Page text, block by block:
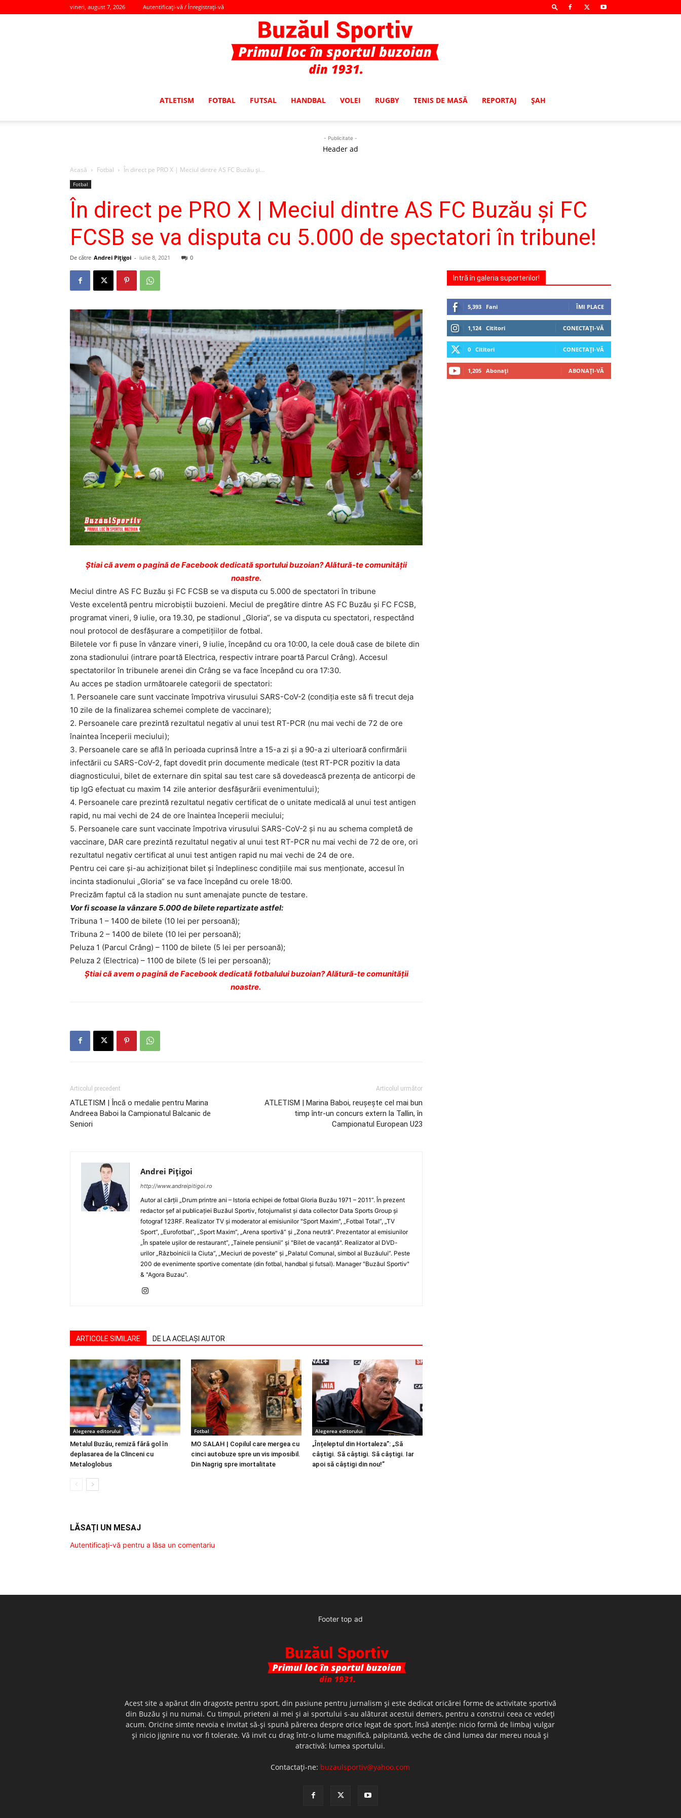
vineri, august 7, 2026 Autentificați-vă / Înregistrați-vă
ATLETISM FOTBAL FUTSAL HANDBAL VOLEI RUGBY TENIS DE MASĂ REPORTAJ ŞAH
- Publicitate -
Header ad
Acasă Fotbal În direct pe PRO X | Meciul dintre AS FC Buzău și...
Fotbal
În direct pe PRO X | Meciul dintre AS FC Buzău și FC
FCSB se va disputa cu 5.000 de spectatori în tribune!
De către Andrei Pițigoi - iulie 8, 2021 0
Ştiai că avem o pagină de Facebook dedicată sportului buzoian? Alătură-te comunității
noastre.
Meciul dintre AS FC Buzău și FC FCSB se va disputa cu 5.000 de spectatori în tribune
Veste excelentă pentru microbiştii buzoieni. Meciul de pregătire dintre AS FC Buzău şi FC FCSB,
programat vineri, 9 iulie, ora 19.30, pe stadionul „Gloria”, se va disputa cu spectatori, respectând
noul protocol de desfășurare a competițiilor de fotbal.
Biletele vor fi puse în vânzare vineri, 9 iulie, începând cu ora 10:00, la cele două case de bilete din
zona stadionului (intrare poartă Electrica, respectiv intrare poartă Parcul Crâng). Accesul
spectatorilor în tribunele arenei din Crâng se va face începând cu ora 17:30.
Au acces pe stadion următoarele categorii de spectatori:
1. Persoanele care sunt vaccinate împotriva virusului SARS-CoV-2 (condiția este să fi trecut deja
10 zile de la finalizarea schemei complete de vaccinare);
2. Persoanele care prezintă rezultatul negativ al unui test RT-PCR (nu mai vechi de 72 de ore
înaintea începerii meciului);
3. Persoanele care se află în perioada cuprinsă între a 15-a zi şi a 90-a zi ulterioară confirmării
infectării cu SARS-CoV-2, fapt dovedit prin documente medicale (test RT-PCR pozitiv la data
diagnosticului, bilet de externare din spital sau test care să dovedească prezența de anticorpi de
tip IgG efectuat cu maxim 14 zile anterior desfășurării evenimentului);
4. Persoanele care prezintă rezultatul negativ certificat de o unitate medicală al unui test antigen
rapid, nu mai vechi de 24 de ore înaintea începerii meciului;
5. Persoanele care sunt vaccinate împotriva virusului SARS-CoV-2 și nu au schema completă de
vaccinare, DAR care prezintă rezultatul negativ al unui test RT-PCR nu mai vechi de 72 de ore, ori
rezultatul negativ certificat al unui test antigen rapid nu mai vechi de 24 de ore.
Pentru cei care și-au achiziționat bilet și îndeplinesc condițiile mai sus menționate, accesul în
incinta stadionului „Gloria” se va face începând cu orele 18:00.
Precizăm faptul că la stadion nu sunt amenajate puncte de testare.
Vor fi scoase la vânzare 5.000 de bilete repartizate astfel:
Tribuna 1 – 1400 de bilete (10 lei per persoană);
Tribuna 2 – 1400 de bilete (10 lei per persoană);
Peluza 1 (Parcul Crâng) – 1100 de bilete (5 lei per persoană);
Peluza 2 (Electrica) – 1100 de bilete (5 lei per persoană);
Ştiai că avem o pagină de Facebook dedicată fotbalului buzoian? Alătură-te comunității
noastre.
Articolul precedent
ATLETISM | Încă o medalie pentru Marina
Andreea Baboi la Campionatul Balcanic de
Seniori
Articolul următor
ATLETISM | Marina Baboi, reușește cel mai bun
timp într-un concurs extern la Tallin, în
Campionatul European U23
Andrei Pițigoi
http://www.andreipitigoi.ro
Autor al cărţii „Drum printre ani – Istoria echipei de fotbal Gloria Buzău 1971 – 2011”. În prezent
redactor şef al publicaţiei Buzăul Sportiv, fotojurnalist şi data collector Data Sports Group şi
fotograf 123RF. Realizator TV şi moderator al emisiunilor "Sport Maxim", „Fotbal Total”, „TV
Sport”, „Eurofotbal”, „Sport Maxim”, „Arena sportivă” şi „Zona neutră”. Prezentator al emisiunilor
„În spatele uşilor de restaurant”, „Tainele pensiunii” şi "Bilet de vacanţă". Realizator al DVD-
urilor „Războinicii la Ciuta”, „Meciuri de poveste” şi „Palatul Comunal, simbol al Buzăului”. Peste
200 de evenimente sportive comentate (din fotbal, handbal şi futsal). Manager "Buzăul Sportiv"
& "Agora Buzau".
ARTICOLE SIMILARE DE LA ACELAȘI AUTOR
Alegerea editorului
Metalul Buzău, remiză fără gol în
deplasarea de la Clinceni cu
Metaloglobus
Fotbal
MO SALAH | Copilul care mergea cu
cinci autobuze spre un vis imposibil.
Din Nagrig spre imortalitate
Alegerea editorului
„Înțeleptul din Hortaleza”: „Să
câștigi. Să câștigi. Să câștigi. Iar
apoi să câștigi din nou!”
LĂSAȚI UN MESAJ
Autentificați-vă pentru a lăsa un comentariu
Intră în galeria suporterilor!
5,393 Fani ÎMI PLACE
1,124 Cititori CONECTAȚI-VĂ
0 Cititori CONECTAȚI-VĂ
1,205 Abonați ABONAȚI-VĂ
Footer top ad
Acest site a apărut din dragoste pentru sport, din pasiune pentru jurnalism şi este dedicat oricărei forme de activitate sportivă
din Buzău şi nu numai. Cu timpul, prieteni ai mei şi ai sportului s-au alăturat acestui demers, pentru a construi ceea ce vedeţi
acum. Oricine simte nevoia e invitat să-şi spună părerea despre orice legat de sport, însă atenţie: nicio formă de limbaj vulgar
şi nicio jignire nu vor fi tolerate. Vă invit cu drag într-o lume magnifică, palpitantă, veche de când lumea dar mereu nouă şi
atractivă: lumea sportului.
Contactați-ne: buzaulsportiv@yahoo.com